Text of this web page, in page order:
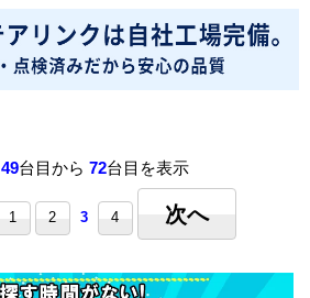
49台目から 72台目を表示
1 2 3 4 次へ